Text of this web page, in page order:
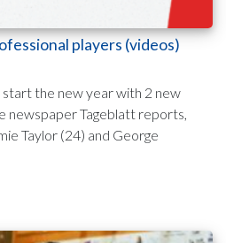
players (videos)
the new year with 2 new
newspaper Tageblatt reports,
Taylor (24) and George